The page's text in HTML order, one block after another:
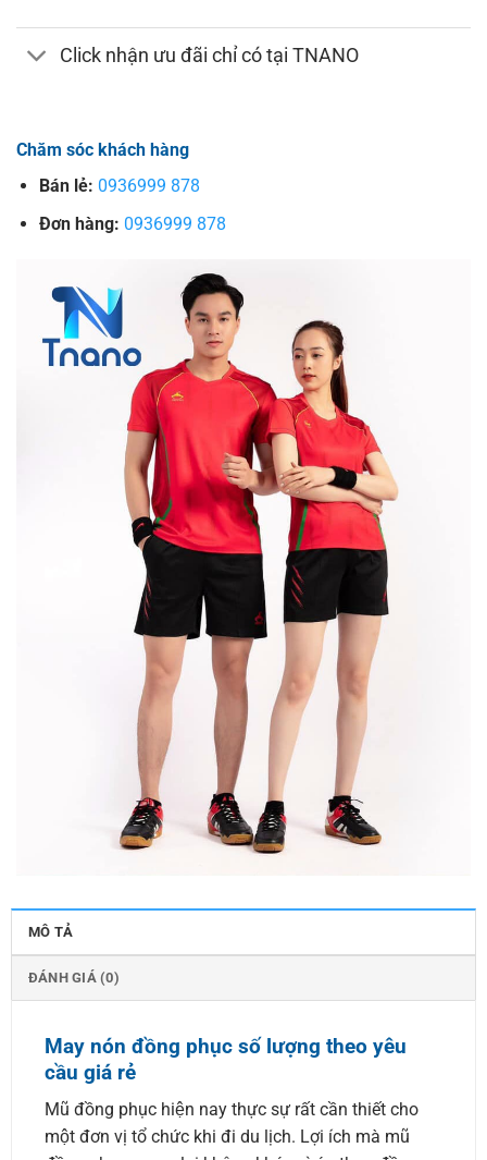
Click nhận ưu đãi chỉ có tại TNANO
Chăm sóc khách hàng
Bán lẻ: 0936999 878
Đơn hàng: 0936999 878
MÔ TẢ
ĐÁNH GIÁ (0)
May nón đồng phục số lượng theo yêu
cầu giá rẻ
Mũ đồng phục hiện nay thực sự rất cần thiết cho
một đơn vị tổ chức khi đi du lịch. Lợi ích mà mũ